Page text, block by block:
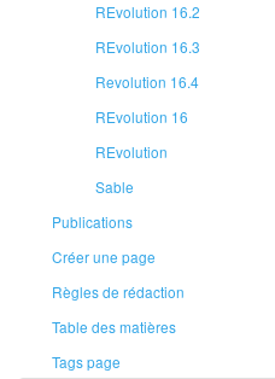
REvolution 16.2
REvolution 16.3
Revolution 16.4
REvolution 16
REvolution
Sable
Publications
Créer une page
Règles de rédaction
Table des matières
Tags page